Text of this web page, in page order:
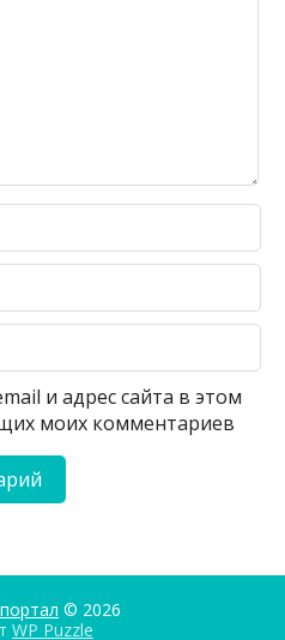
и адрес сайта в этом
моих комментариев
© 2026
WP Puzzle